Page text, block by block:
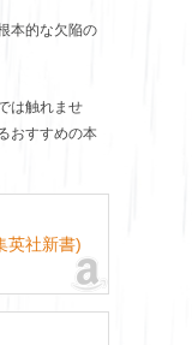
本的な欠陥の
は触れませ
おすすめの本
英社新書)